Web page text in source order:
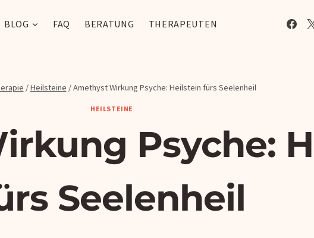
BLOG FAQ BERATUNG THERAPEUTEN
/Heilsteine /Amethyst Wirkung Psyche: Heilstein fürs Seelenheil
HEILSTEINE
Psyche:
Seelenheil